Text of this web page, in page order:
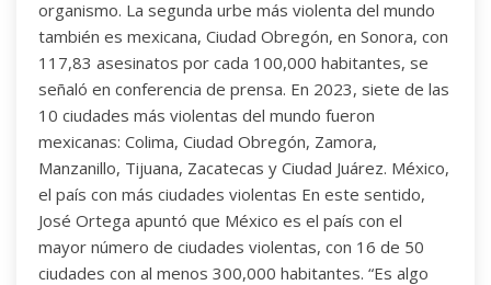
organismo. La segunda urbe más violenta del mundo
también es mexicana, Ciudad Obregón, en Sonora, con
117,83 asesinatos por cada 100,000 habitantes, se
señaló en conferencia de prensa. En 2023, siete de las
10 ciudades más violentas del mundo fueron
mexicanas: Colima, Ciudad Obregón, Zamora,
Manzanillo, Tijuana, Zacatecas y Ciudad Juárez. México,
el país con más ciudades violentas En este sentido,
José Ortega apuntó que México es el país con el
mayor número de ciudades violentas, con 16 de 50
ciudades con al menos 300,000 habitantes. “Es algo